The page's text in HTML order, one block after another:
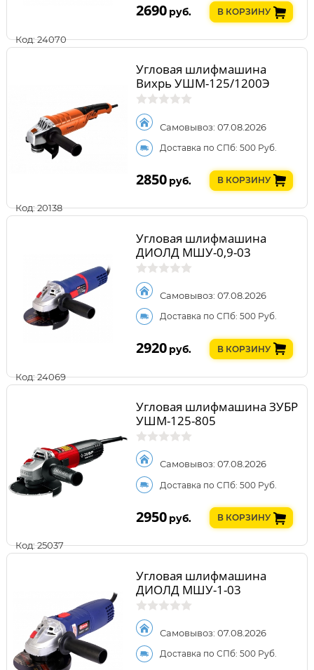
Код: 24070
2690 руб. В КОРЗИНУ
Код: 20138
Угловая шлифмашина
Вихрь УШМ-125/1200Э
Самовывоз: 07.08.2026
Доставка по СПб: 500 Руб.
2850 руб. В КОРЗИНУ
Код: 24069
Угловая шлифмашина
ДИОЛД МШУ-0,9-03
Самовывоз: 07.08.2026
Доставка по СПб: 500 Руб.
2920 руб. В КОРЗИНУ
Код: 25037
Угловая шлифмашина ЗУБР
УШМ-125-805
Самовывоз: 07.08.2026
Доставка по СПб: 500 Руб.
2950 руб. В КОРЗИНУ
Угловая шлифмашина
ДИОЛД МШУ-1-03
Самовывоз: 07.08.2026
Доставка по СПб: 500 Руб.